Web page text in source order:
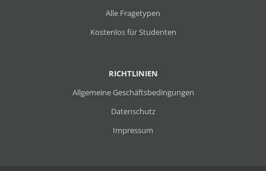
RICHTLINIEN
Allgemeine Geschäftsbedingungen
Datenschutz
Impressum
Alle Fragetypen
Kostenlos für Studenten